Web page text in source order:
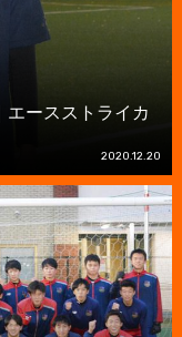
ースストライカ
2020.12.20